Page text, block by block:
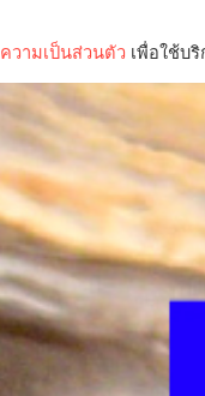
วามเป็นส่วนตัว เพื่อใช้บริ